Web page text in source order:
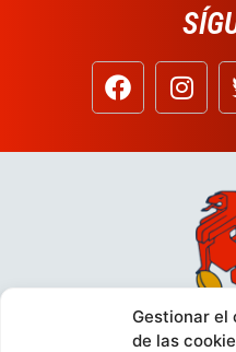
Gestionar el
de las